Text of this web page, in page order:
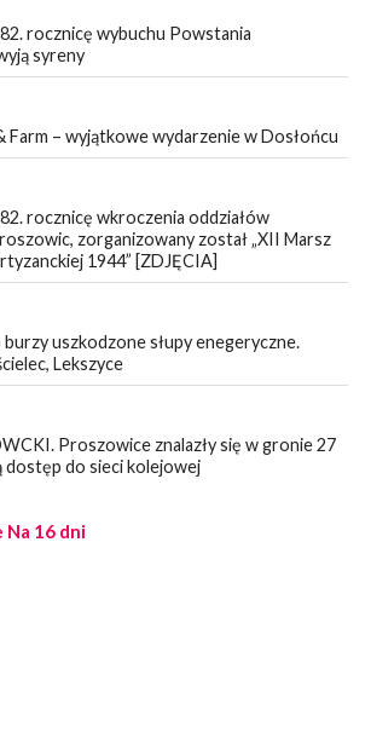
rocznicę wybuchu Powstania
syreny
Farm – wyjątkowe wydarzenie w Dosłońcu
rocznicę wkroczenia oddziałów
zorganizowany został „XII Marsz
1944” [ZDJĘCIA]
uszkodzone słupy enegeryczne.
Lekszyce
Proszowice znalazły się w gronie 27
dostęp do sieci kolejowej
Obchody Święta Policji w
Na 16 dni